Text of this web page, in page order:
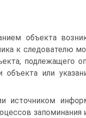
объекта
к следователю
подлежащего
или
источником
запоминания